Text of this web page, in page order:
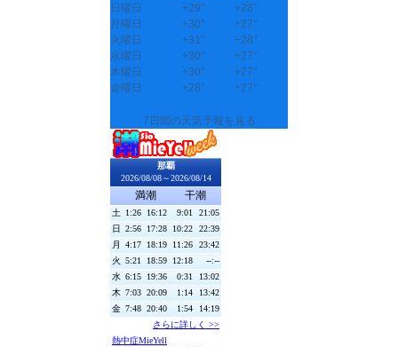
日曜日
+29° +28°
月曜日
+30° +27°
火曜日
+31° +28°
水曜日
+30° +27°
木曜日
+30° +27°
金曜日
+28° +27°
7日間の天気予報を見る